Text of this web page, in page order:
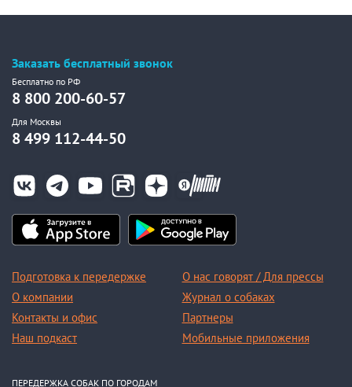
Заказать бесплатный звонок
Бесплатно по РФ
8 800 200-60-57
Для Москвы
8 499 112-44-50
Подготовка к передержке
О компании
Контакты и офис
Наш подкаст
О нас говорят / Для прессы
Журнал о собаках
Партнеры
Мобильные приложения
ПЕРЕДЕРЖКА СОБАК ПО ГОРОДАМ